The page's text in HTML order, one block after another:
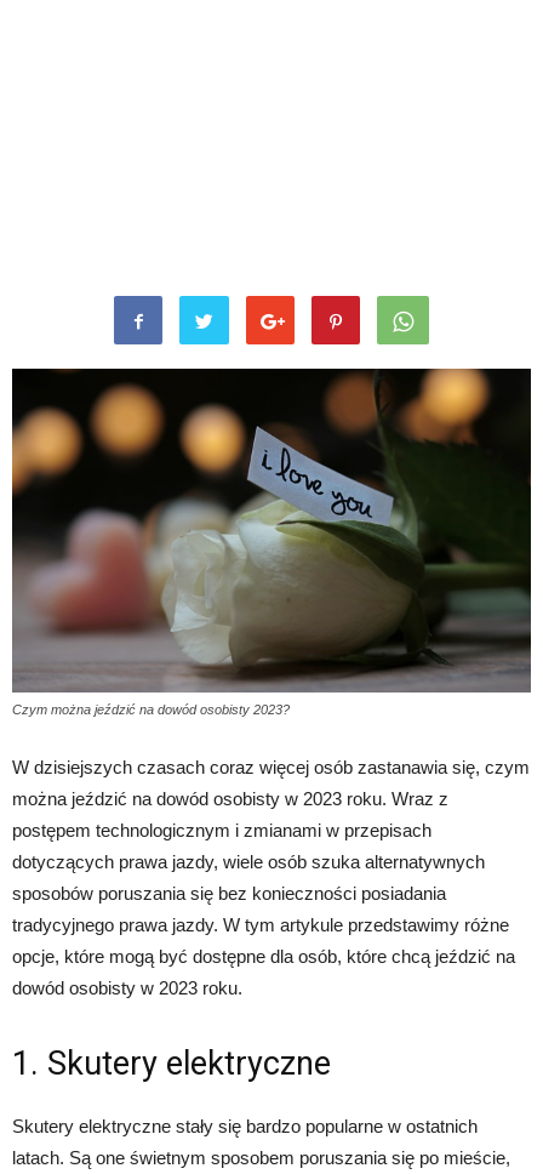
Czym można jeździć na dowód osobisty 2023?
W dzisiejszych czasach coraz więcej osób zastanawia się, czym
można jeździć na dowód osobisty w 2023 roku. Wraz z
postępem technologicznym i zmianami w przepisach
dotyczących prawa jazdy, wiele osób szuka alternatywnych
sposobów poruszania się bez konieczności posiadania
tradycyjnego prawa jazdy. W tym artykule przedstawimy różne
opcje, które mogą być dostępne dla osób, które chcą jeździć na
dowód osobisty w 2023 roku.
1. Skutery elektryczne
Skutery elektryczne stały się bardzo popularne w ostatnich
latach. Są one świetnym sposobem poruszania się po mieście,